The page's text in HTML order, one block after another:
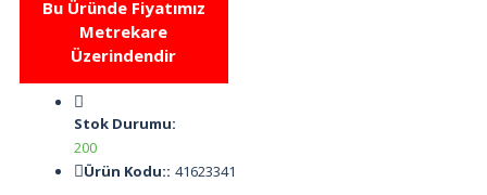
Bu Üründe Fiyatımız
Metrekare
Üzerindendir
Stok Durumu:
200
Ürün Kodu:: 41623341